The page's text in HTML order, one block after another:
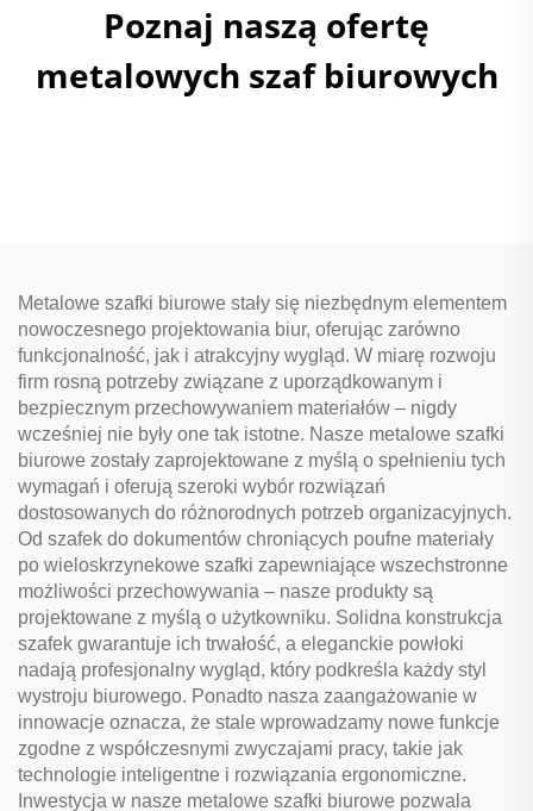
Poznaj naszą ofertę
metalowych szaf biurowych
Metalowe szafki biurowe stały się niezbędnym elementem
nowoczesnego projektowania biur, oferując zarówno
funkcjonalność, jak i atrakcyjny wygląd. W miarę rozwoju
firm rosną potrzeby związane z uporządkowanym i
bezpiecznym przechowywaniem materiałów – nigdy
wcześniej nie były one tak istotne. Nasze metalowe szafki
biurowe zostały zaprojektowane z myślą o spełnieniu tych
wymagań i oferują szeroki wybór rozwiązań
dostosowanych do różnorodnych potrzeb organizacyjnych.
Od szafek do dokumentów chroniących poufne materiały
po wieloskrzynekowe szafki zapewniające wszechstronne
możliwości przechowywania – nasze produkty są
projektowane z myślą o użytkowniku. Solidna konstrukcja
szafek gwarantuje ich trwałość, a eleganckie powłoki
nadają profesjonalny wygląd, który podkreśla każdy styl
wystroju biurowego. Ponadto nasza zaangażowanie w
innowacje oznacza, że stale wprowadzamy nowe funkcje
zgodne z współczesnymi zwyczajami pracy, takie jak
technologie inteligentne i rozwiązania ergonomiczne.
Inwestycja w nasze metalowe szafki biurowe pozwala